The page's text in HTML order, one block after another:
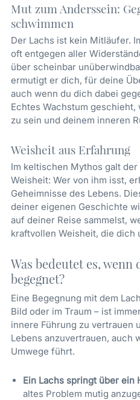
Mut zum Anderssein:
schwimmen
Der Lachs ist kein Mitläufer.
oft entgegen aller
über scheinbar
ermutigt er dich, für deine
auch wenn du dich dabei
Echtes Wachstum
zu sein und deinem inneren
Weisheit aus Erfahrung
Im keltischen Mythos galt
Weisheit: Wer von ihm isst,
Geheimnisse des Lebens.
deiner eigenen Geschichte
auf deiner Reise sammelst,
kraftvollen Weisheit, die dich
Was bedeutet es, wenn
begegnet?
Eine Begegnung mit dem
Bild oder im Traum – ist
innere Führung zu vertrauen
Lebens anzuvertrauen, auch
Umwege führt.
Ein Lachs springt über ein
altes Problem mutig